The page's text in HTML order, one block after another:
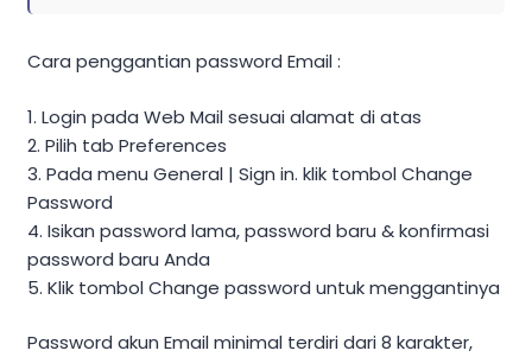
Cara penggantian password Email :
1. Login pada Web Mail sesuai alamat di atas
2. Pilih tab Preferences
3. Pada menu General | Sign in. klik tombol Change
Password
4. Isikan password lama, password baru & konfirmasi
password baru Anda
5. Klik tombol Change password untuk menggantinya
Password akun Email minimal terdiri dari 8 karakter,